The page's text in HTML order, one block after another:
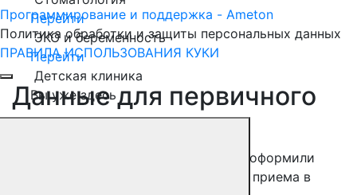
Перейти
ЭКО и беременность
Перейти
Детская клиника
Вы уже здесь
Программирование и поддержка - Ameton
Политика обработки и защиты персональных данных
ПРАВИЛА ИСПОЛЬЗОВАНИЯ КУКИ
Данные для первичного
приема
Заполните форму, чтобы мы заранее оформили
необходимые документы для вашего приема в